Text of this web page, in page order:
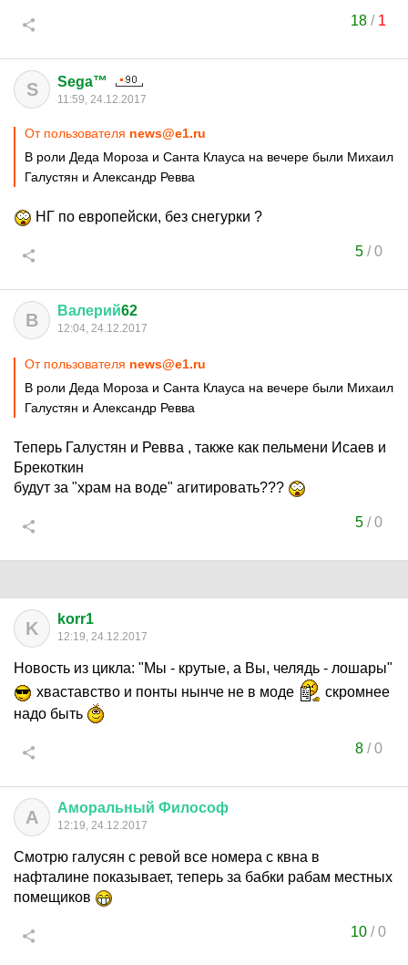
18 / 1
S Sega™
11:59, 24.12.2017
От пользователя news@e1.ru
В роли Деда Мороза и Санта Клауса на вечере были Михаил
Галустян и Александр Ревва
НГ по европейски, без снегурки ?
5/0
В Валерий62
12:04, 24.12.2017
От пользователя news@e1.ru
В роли Деда Мороза и Санта Клауса на вечере были Михаил
Галустян и Александр Ревва
Теперь Галустян и Ревва , также как пельмени Исаев и
Брекоткин
будут за "храм на воде" агитировать???
5/0
K korr1
12:19, 24.12.2017
Новость из цикла: "Мы - крутые, а Вы, челядь - лошары"
хваставство и понты нынче не в моде
скромнее
надо быть
8/0
А Аморальный Философ
12:19, 24.12.2017
Смотрю галусян с ревой все номера с квна в
нафталине показывает, теперь за бабки рабам местных
помещиков
10 /0